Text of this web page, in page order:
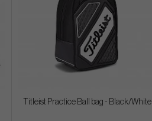
Titleist Practice Ball bag - Black/White